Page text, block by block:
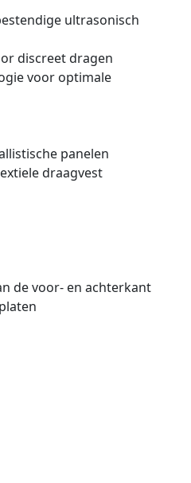
ultrasonisch
discreet dragen
voor optimale
panelen
draagvest
de voor- en achterkant